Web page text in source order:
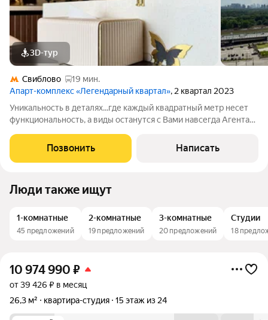
3D-тур
Свиблово
19 мин.
Апарт-комплекс «Легендарный квартал», 2 квартал 2023
Уникальность в деталях...где каждый квадратный метр несет
функциональность, а виды останутся с Вами навсегда Агентам
по дизайн проекту с использованием натуральных материалов
премиум-класса.
Позвонить Написать
Люди также ищут
1-комнатные
45 предложений
2-комнатные
19 предложений
3-комнатные
20 предложений
Студии
18
10 974 990 ₽
от 39 426 ₽ в месяц
26,3 м²
квартира-студия 15 этаж из 24